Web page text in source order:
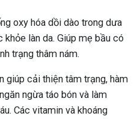
oxy hóa dồi dào trong dưa
làn da. Giúp mẹ bầu có
trạng thâm nám.
giúp cải thiện tâm trạng, hàm
ngừa táo bón và làm
Các vitamin và khoáng